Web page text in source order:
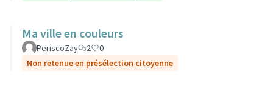
Ma ville en couleurs
PeriscoZay 2
0
Non retenue en présélection citoyenne